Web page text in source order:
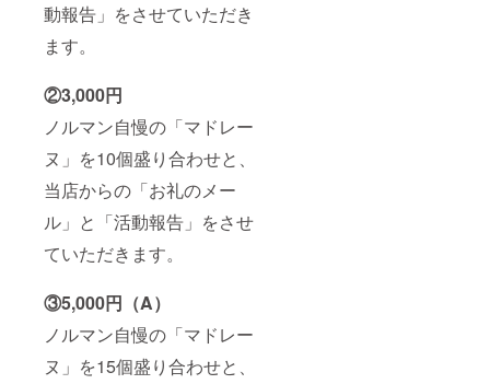
動報告」をさせていただき
ます。
②3,000円
ノルマン自慢の「マドレー
ヌ」を10個盛り合わせと、
当店からの「お礼のメー
ル」と「活動報告」をさせ
ていただきます。
③5,000円（A）
ノルマン自慢の「マドレー
ヌ」を15個盛り合わせと、